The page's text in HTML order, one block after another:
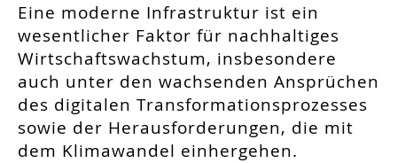
Eine moderne Infrastruktur ist ein
wesentlicher Faktor für nachhaltiges
Wirtschaftswachstum, insbesondere
auch unter den wachsenden Ansprüchen
des digitalen Transformationsprozesses
sowie der Herausforderungen, die mit
dem Klimawandel einhergehen.